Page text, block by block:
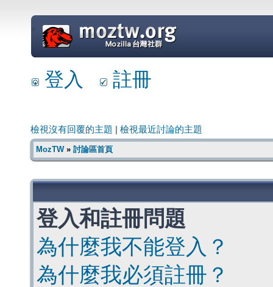
=
登入 註冊
檢視沒有回覆的主題 檢視最近討論的主題
MozTW» 討論區首頁
登入和註冊問題
為什麼我不能登入？
為什麼我必須註冊？